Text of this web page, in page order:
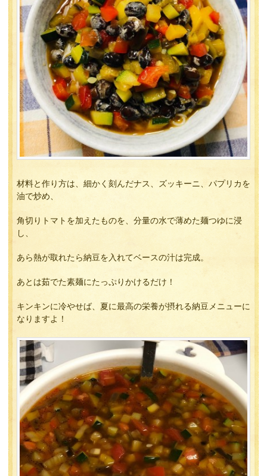
材料と作り方は、細かく刻んだナス、ズッキーニ、パプリカを
油で炒め、
角切りトマトを加えたものを、分量の水で薄めた麺つゆに浸
し、
あら熱が取れたら納豆を入れてベースの汁は完成。
あとは茹でた素麺にたっぷりかけるだけ！
キンキンに冷やせば、夏に最高の栄養が摂れる納豆メニューに
なりますよ！